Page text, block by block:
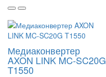
Медиаконвертер
AXON LINK MC-SC20G
T1550